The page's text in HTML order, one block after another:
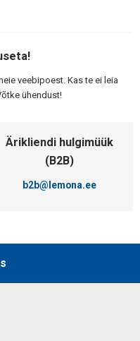
veebipoest. Kas te ei leia
ühendust!
Ärikliendi hulgimüük
(B2B)
b2b@lemona.ee